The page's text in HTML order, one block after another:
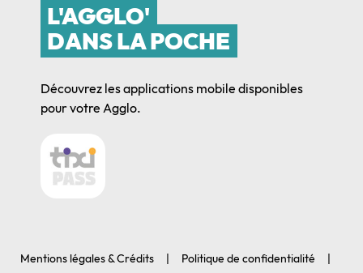
L'AGGLO'
DANS LA POCHE
Découvrez les applications mobile disponibles
pour votre Agglo.
Mentions légales & Crédits
Politique de confidentialité